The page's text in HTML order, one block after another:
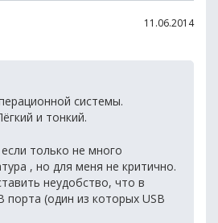
11.06.2014
системы.
и тонкий.
только не много
, но для меня не критично.
неудобство, что в
порта (один из которых USB